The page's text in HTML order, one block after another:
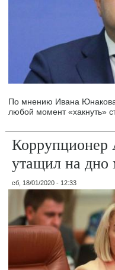
По мнению Ивана
любой момент «хакнуть»
Коррупционер
утащил на дно
сб, 18/01/2020 - 12:33